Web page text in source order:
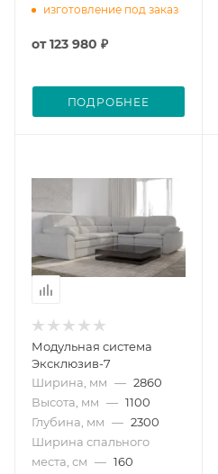
изготовление под заказ
от123 980 ₽
ПОДРОБНЕЕ
Модульная система
Эксклюзив-7
Ширина, мм — 2860
Высота, мм — 1100
Глубина, мм — 2300
Ширина спального
места, см — 160